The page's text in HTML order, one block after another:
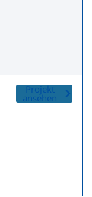
Projekt
ansehen